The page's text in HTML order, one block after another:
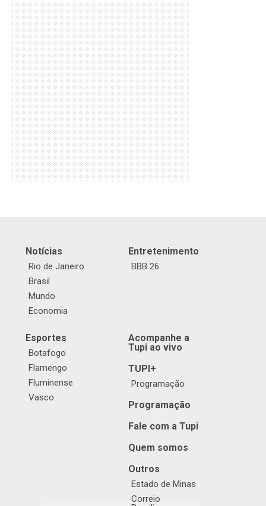
Notícias
Rio de Janeiro
Brasil
Mundo
Economia
Entretenimento
BBB 26
Esportes
Botafogo
Flamengo
Fluminense
Vasco
Acompanhe a
Tupi ao vivo
TUPI+
Programação
Programação
Fale com a Tupi
Quem somos
Outros
Estado de Minas
Correio